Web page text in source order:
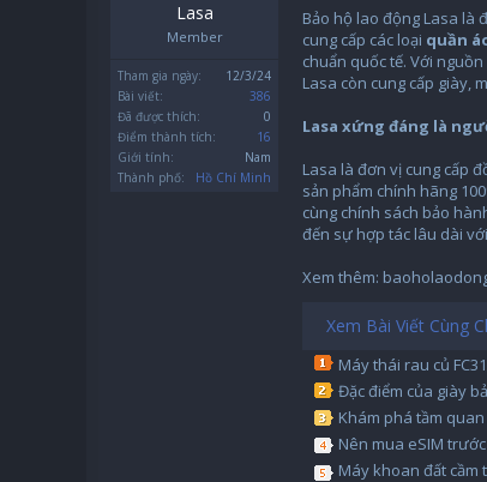
Lasa
Member
Tham gia ngày:
12/3/24
Bài viết:
386
Đã được thích:
0
Điểm thành tích:
16
Giới tính:
Nam
Thành phố:
Hồ Chí Minh
Bảo hộ lao động Lasa là
cung cấp các loại quần
chuẩn quốc tế. Với
Lasa còn cung cấp giày,
Lasa xứng đáng là
Lasa là đơn vị cung cấp
sản phẩm chính hãng
cùng chính sách bảo
đến sự hợp tác lâu dài
Xem thêm:
Xem Bài Viết Cùng
Máy thái rau củ
Đặc điểm của giày
Khám phá tầm
Nên mua eSIM
Máy khoan đất cầm